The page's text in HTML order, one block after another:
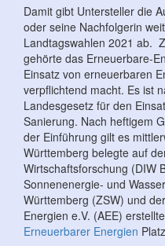
Damit gibt Untersteller die
oder seine Nachfolgerin
Landtagswahlen 2021 ab.
gehörte das Erneuerbare-
Einsatz von erneuerbaren
verpflichtend macht. Es ist
Landesgesetz für den
Sanierung. Nach heftigem
der Einführung gilt es
Württemberg belegte auf
Wirtschaftsforschung
Sonnenenergie- und
Württemberg (ZSW) und
Energien e.V. (AEE)
Erneuerbarer Energien